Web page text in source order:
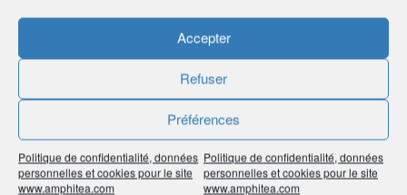
Accepter
Refuser
Préférences
Politique de confidentialité, données
personnelles et cookies pour le site
www.amphitea.com
Politique de confidentialité, données
personnelles et cookies pour le site
www.amphitea.com
Imprimer
Partager